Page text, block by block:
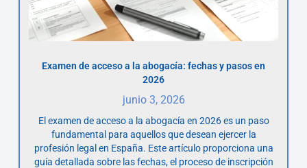
Examen de acceso a la abogacía: fechas y pasos en
2026
junio 3, 2026
El examen de acceso a la abogacía en 2026 es un paso
fundamental para aquellos que desean ejercer la
profesión legal en España. Este artículo proporciona una
guía detallada sobre las fechas, el proceso de inscripción